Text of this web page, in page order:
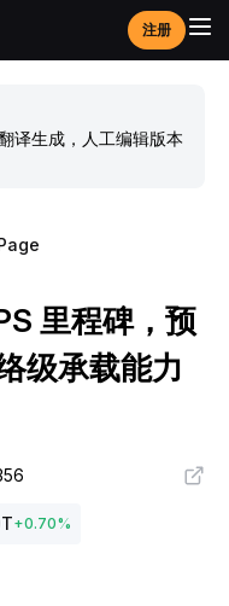
注册
译生成，人工编辑版本
里程碑，预
级承载能力
+0.70%